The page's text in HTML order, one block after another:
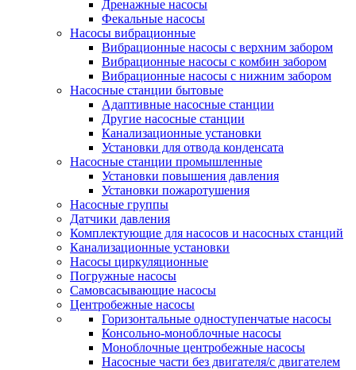
Дренажные насосы
Фекальные насосы
Насосы вибрационные
Вибрационные насосы с верхним забором
Вибрационные насосы с комбин забором
Вибрационные насосы с нижним забором
Насосные станции бытовые
Адаптивные насосные станции
Другие насосные станции
Канализационные установки
Установки для отвода конденсата
Насосные станции промышленные
Установки повышения давления
Установки пожаротушения
Насосные группы
Датчики давления
Комплектующие для насосов и насосных станций
Канализационные установки
Насосы циркуляционные
Погружные насосы
Самовсасывающие насосы
Центробежные насосы
Горизонтальные одноступенчатые насосы
Консольно-моноблочные насосы
Моноблочные центробежные насосы
Насосные части без двигателя/с двигателем